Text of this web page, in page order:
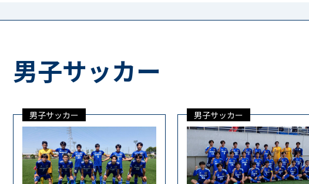
男子サッカー
男子サッカー 男子サッカー